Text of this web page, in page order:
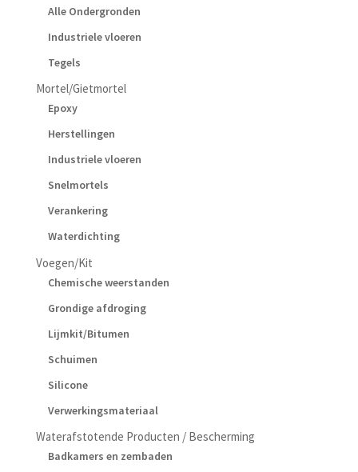
Alle Ondergronden
Industriele vloeren
Tegels
Mortel/Gietmortel
Epoxy
Herstellingen
Industriele vloeren
Snelmortels
Verankering
Waterdichting
Voegen/Kit
Chemische weerstanden
Grondige afdroging
Lijmkit/Bitumen
Schuimen
Silicone
Verwerkingsmateriaal
Waterafstotende Producten / Bescherming
Badkamers en zembaden